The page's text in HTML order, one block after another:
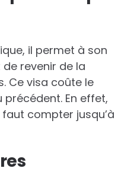
il permet à son
revenir de la
Ce visa coûte le
En effet,
compter jusqu’à